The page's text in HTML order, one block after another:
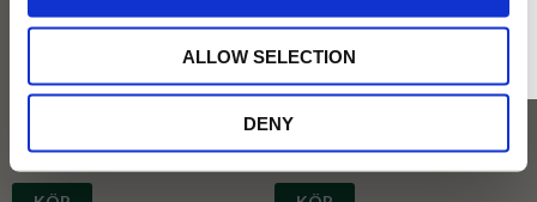
ALLOW SELECTION
DENY
Havssalttryfflar 100g
Våra chokladtryfflar med en touch av
munnen. Perfekt kombination mellan
Hallontryfflar 100g
Våra chokladtryfflar med hallon. Mjuka
Perfekt kombination mellan kraftig
84